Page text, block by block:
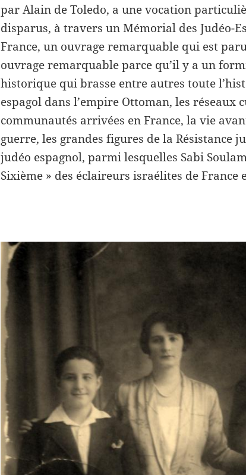
par Alain de Toledo, a une vocation
disparus, à travers un Mémorial des Judéo-
France, un ouvrage remarquable qui est
ouvrage remarquable parce qu’il y a un
historique qui brasse entre autres toute
espagol dans l’empire Ottoman, les réseaux
communautés arrivées en France, la vie
guerre, les grandes figures de la Résistance
judéo espagnol, parmi lesquelles Sabi
Sixième » des éclaireurs israélites de France